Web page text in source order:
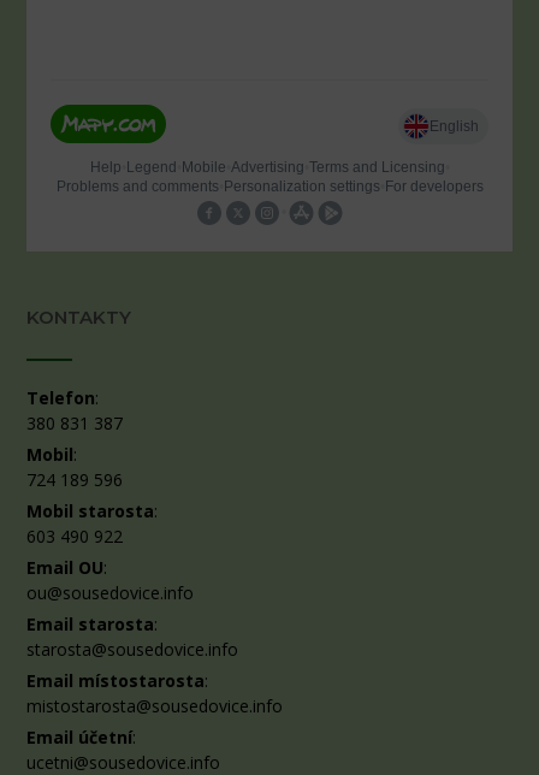
KONTAKTY
Telefon:
380 831 387
Mobil:
724 189 596
Mobil starosta:
603 490 922
Email OU:
ou@sousedovice.info
Email starosta:
starosta@sousedovice.info
Email místostarosta:
mistostarosta@sousedovice.info
Email účetní:
ucetni@sousedovice.info